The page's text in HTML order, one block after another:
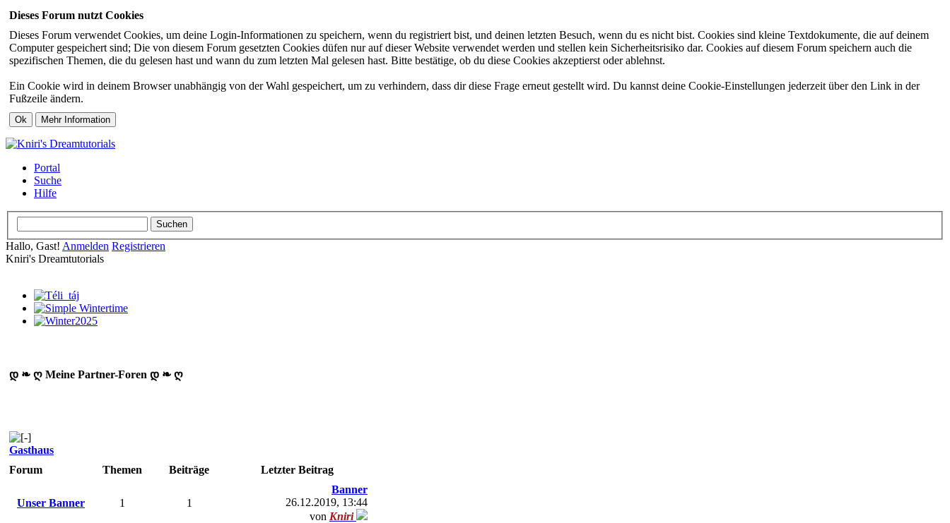
Dieses Forum nutzt Cookies
Dieses Forum verwendet Cookies, um deine Login-Informationen zu speichern, wenn du registriert bist, und deinen letzten Besuch, wenn du es nicht bist. Cookies sind kleine Textdokumente, die auf deinem
Computer gespeichert sind; Die von diesem Forum gesetzten Cookies düfen nur auf dieser Website verwendet werden und stellen kein Sicherheitsrisiko dar. Cookies auf diesem Forum speichern auch die
spezifischen Themen, die du gelesen hast und wann du zum letzten Mal gelesen hast. Bitte bestätige, ob du diese Cookies akzeptierst oder ablehnst.
Ein Cookie wird in deinem Browser unabhängig von der Wahl gespeichert, um zu verhindern, dass dir diese Frage erneut gestellt wird. Du kannst deine Cookie-Einstellungen jederzeit über den Link in der
Fußzeile ändern.
Portal
Suche
Hilfe
Hallo, Gast! Anmelden Registrieren
Kniri's Dreamtutorials
დ ❧ ღ Meine Partner-Foren დ ❧ ღ
Gasthaus
Forum
Themen Beiträge Letzter Beitrag
Unser Banner 1 1
Banner
26.12.2019, 13:44
von Kniri